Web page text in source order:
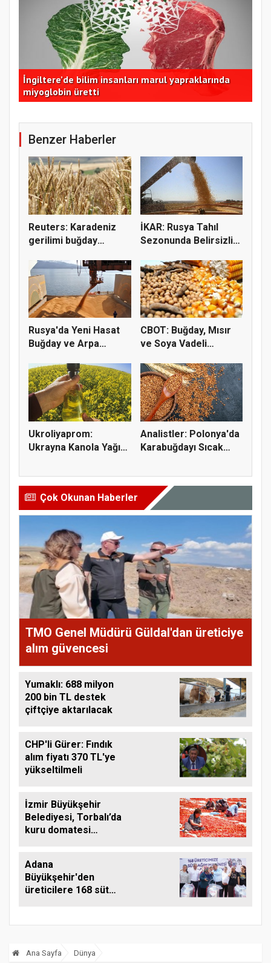
İngiltere’de bilim insanları marul yapraklarında
miyoglobin üretti
Benzer Haberler
Reuters: Karadeniz
gerilimi buğday
İKAR: Rusya Tahıl
Sezonunda Belirsizlik
Rusya'da Yeni Hasat
Buğday ve Arpa
CBOT: Buğday, Mısır
ve Soya Vadeli
Ukroliyaprom:
Ukrayna Kanola Yağı
Analistler: Polonya'da
Karabuğdayı Sıcak
Çok Okunan Haberler
TMO Genel Müdürü Güldal'dan üreticiye
alım güvencesi
Yumaklı: 688 milyon
200 bin TL destek
çiftçiye aktarılacak
CHP'li Gürer: Fındık
alım fiyatı 370 TL'ye
yükseltilmeli
İzmir Büyükşehir
Belediyesi, Torbalı’da
kuru domatesi
Adana
Büyükşehir'den
üreticilere 168 süt
Ana Sayfa Dünya